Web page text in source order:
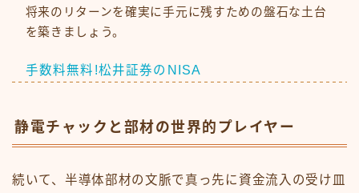
将来のリターンを確実に手元に残すための盤石な土台
を築きましょう。
手数料無料!松井証券のNISA
静電チャックと部材の世界的プレイヤー
続いて、半導体部材の文脈で真っ先に資金流入の受け皿